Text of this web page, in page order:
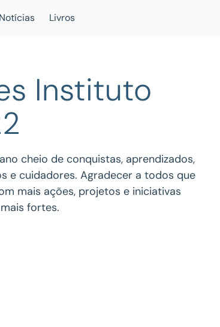
Notícias Livros
Instituto
cheio de conquistas, aprendizados,
e cuidadores. Agradecer a todos que
mais ações, projetos e iniciativas
fortes.